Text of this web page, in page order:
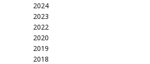
2024
2023
2022
2020
2019
2018